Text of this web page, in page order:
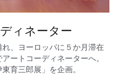
ィネーター
、ヨーロッパに５か月滞在
ートコーディネーターへ。
育三郎展」を企画。